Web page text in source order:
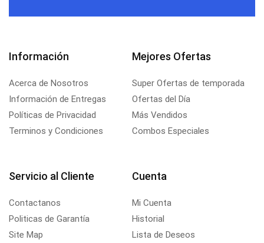
Información
Acerca de Nosotros
Información de Entregas
Políticas de Privacidad
Terminos y Condiciones
Mejores Ofertas
Super Ofertas de temporada
Ofertas del Día
Más Vendidos
Combos Especiales
Servicio al Cliente
Contactanos
Politicas de Garantía
Site Map
Cuenta
Mi Cuenta
Historial
Lista de Deseos